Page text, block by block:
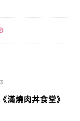
滿燒肉丼食堂》